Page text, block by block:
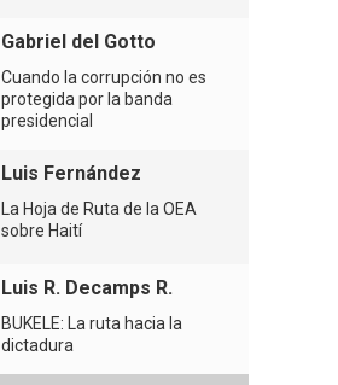
Gabriel del Gotto
Cuando la corrupción no es
protegida por la banda
presidencial
Luis Fernández
La Hoja de Ruta de la OEA
sobre Haití
Luis R. Decamps R.
BUKELE: La ruta hacia la
dictadura